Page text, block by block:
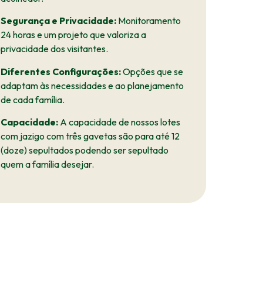
Segurança e Privacidade: Monitoramento
24 horas e um projeto que valoriza a
privacidade dos visitantes.
Diferentes Configurações:Opções que se
adaptam às necessidades e ao planejamento
de cada família.
Capacidade: A capacidade de nossos lotes
com jazigo com três gavetas são para até 12
(doze) sepultados podendo ser sepultado
quem a família desejar.